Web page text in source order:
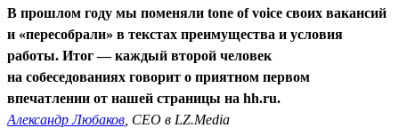
В прошлом году мы поменяли tone of voice своих вакансий
и «пересобрали» в текстах преимущества и условия
работы. Итог — каждый второй человек
на собеседованиях говорит о приятном первом
впечатлении от нашей страницы на hh.ru.
Александр Любаков , CEO в LZ.Media